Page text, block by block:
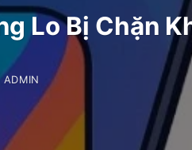
Lo Bị Chặn
ADMIN